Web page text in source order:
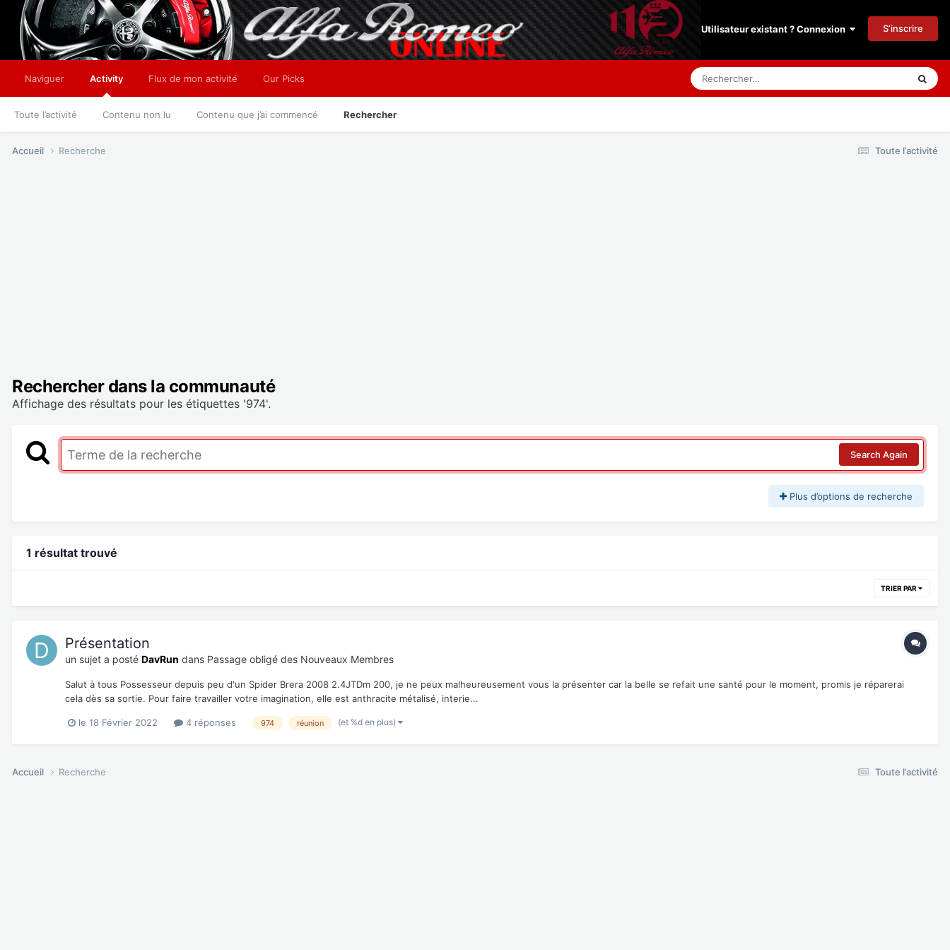
Utilisateur existant ? Connexion S’inscrire
Naviguer Activity
Toute l’activité Contenu non lu Contenu que j’ai commencé Rechercher
Flux de mon activité Our Picks
Toute l’activité
Accueil Recherche
Rechercher dans la communauté
Affichage des résultats pour les étiquettes '974'.
Search Again
Plus d’options de recherche
1 résultat trouvé
TRIER PAR
Présentation
un sujet a posté DavRun dans Passage obligé des Nouveaux Membres
Salut à tous Possesseur depuis peu d'un Spider Brera 2008 2.4JTDm 200, je ne peux malheureusement vous la présenter car la belle se refait une santé pour le moment, promis je réparerai
cela dès sa sortie. Pour faire travailler votre imagination, elle est anthracite métalisé, interie...
le 18 Février 2022 4 réponses 974 réunion (et %d en plus)
Toute l’activité
Accueil Recherche